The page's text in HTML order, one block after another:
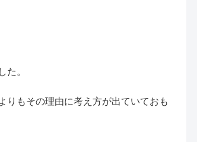
た。
りもその理由に考え方が出ていておも